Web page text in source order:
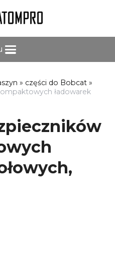
» części do Bobcat »
ładowarek